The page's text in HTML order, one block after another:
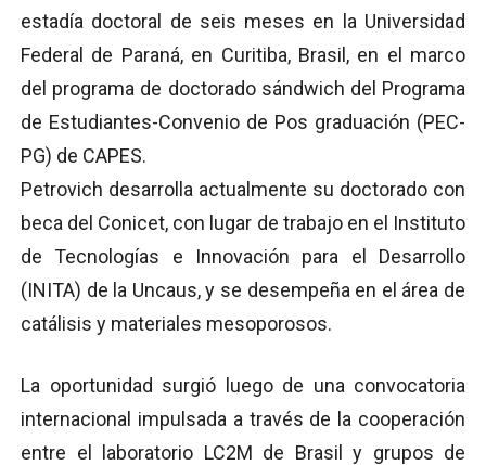
estadía doctoral de seis meses en la Universidad
Federal de Paraná, en Curitiba, Brasil, en el marco
del programa de doctorado sándwich del Programa
de Estudiantes-Convenio de Pos graduación (PEC-
PG) de CAPES.
Petrovich desarrolla actualmente su doctorado con
beca del Conicet, con lugar de trabajo en el Instituto
de Tecnologías e Innovación para el Desarrollo
(INITA) de la Uncaus, y se desempeña en el área de
catálisis y materiales mesoporosos.
La oportunidad surgió luego de una convocatoria
internacional impulsada a través de la cooperación
entre el laboratorio LC2M de Brasil y grupos de